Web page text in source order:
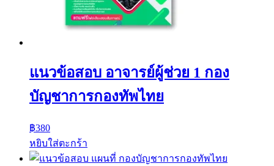
แนวข้อสอบ อาจารย์ผู้ช่วย 1 กอง
บัญชาการกองทัพไทย
฿380
หยิบใส่ตะกร้า